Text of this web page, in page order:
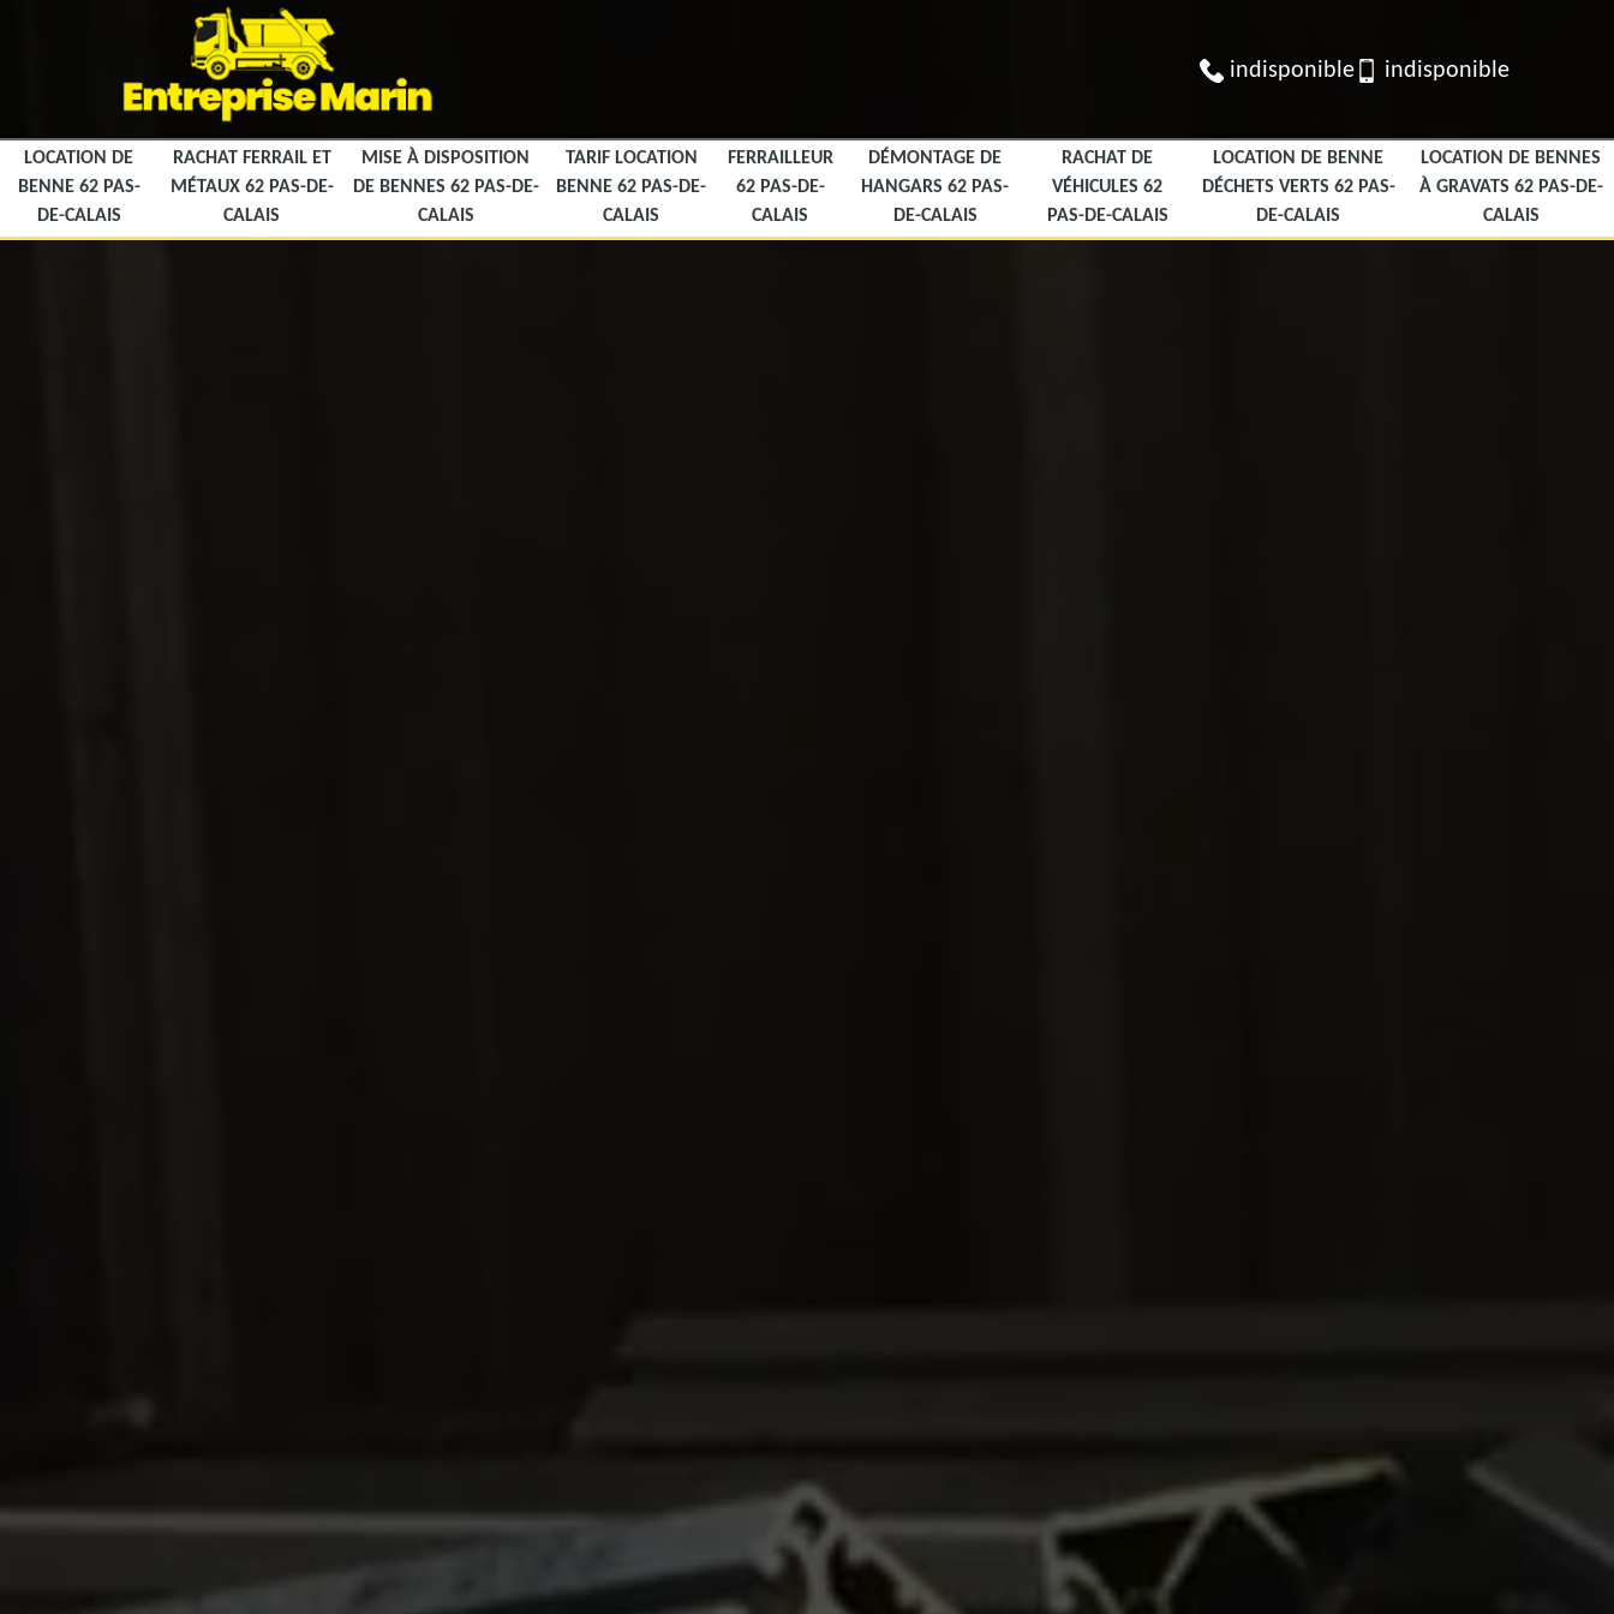
indisponible indisponible
LOCATION DE
BENNE 62 PAS-
DE-CALAIS
RACHAT FERRAIL ET
MÉTAUX 62 PAS-DE-
CALAIS
MISE À DISPOSITION
DE BENNES 62 PAS-DE-
CALAIS
TARIF LOCATION
BENNE 62 PAS-DE-
CALAIS
FERRAILLEUR
62 PAS-DE-
CALAIS
DÉMONTAGE DE
HANGARS 62 PAS-
DE-CALAIS
RACHAT DE
VÉHICULES 62
PAS-DE-CALAIS
LOCATION DE BENNE
DÉCHETS VERTS 62 PAS-
DE-CALAIS
LOCATION DE BENNES
À GRAVATS 62 PAS-DE-
CALAIS